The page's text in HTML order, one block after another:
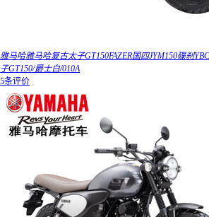
雅马哈雅马哈复古太子GT150FAZER国四JYM150碟刹
子GT150/爵士白/010A
5条评价